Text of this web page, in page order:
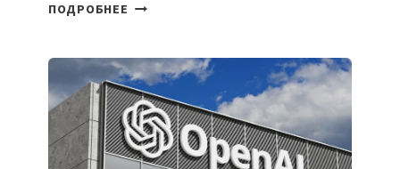
ПОДРОБНЕЕ
ПРИОРИТЕТНЫЕ
ЗАДАЧИ
ПО
РАЗВИТИЮ
ЭКОСИСТЕМЫ